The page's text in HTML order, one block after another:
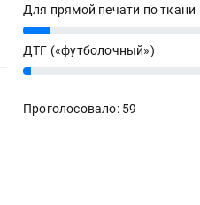
Для прямой печати по ткани
10%
ДТГ («футболочный»)
3%
Проголосовало: 59